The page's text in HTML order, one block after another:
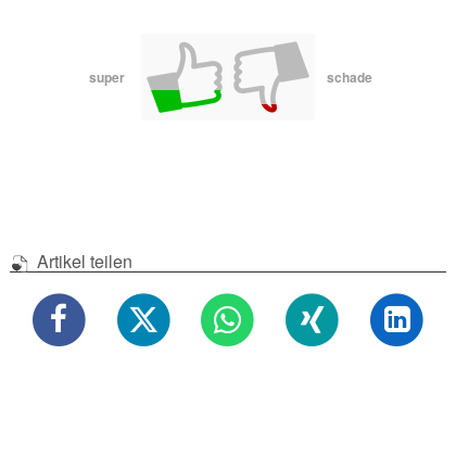
super schade
Artikel teilen